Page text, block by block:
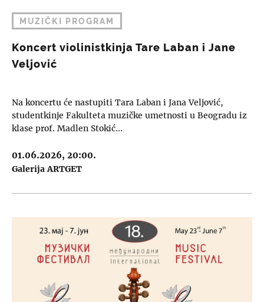
MUZIČKI PROGRAM
Koncert violinistkinja Tare Laban i Jane
Veljović
Na koncertu će nastupiti Tara Laban i Jana Veljović,
studentkinje Fakulteta muzičke umetnosti u Beogradu iz
klase prof. Madlen Stokić…
01.06.2026, 20:00.
Galerija ARTGET